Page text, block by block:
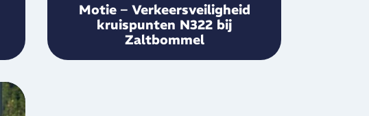
Motie – Verkeersveiligheid
kruispunten N322 bij
Zaltbommel